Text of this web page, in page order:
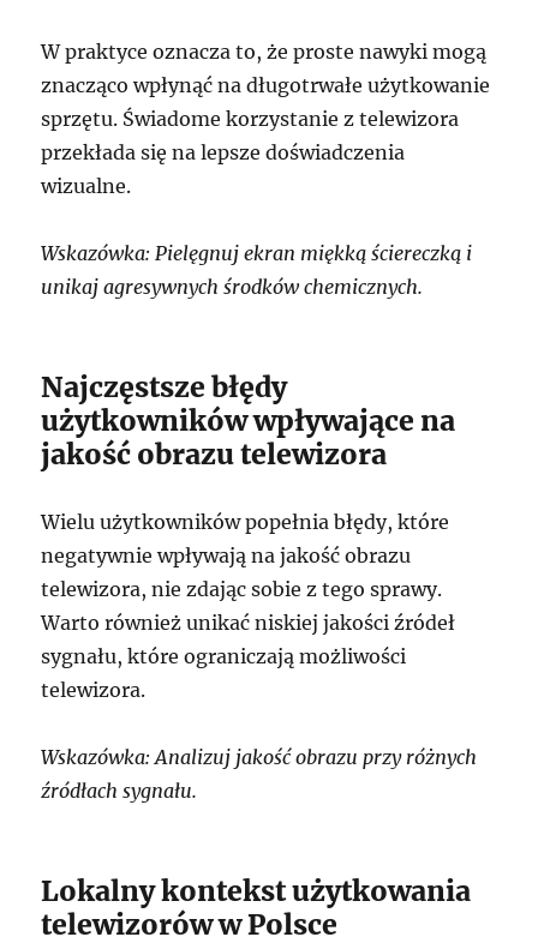
W praktyce oznacza to, że proste nawyki mogą
znacząco wpłynąć na długotrwałe użytkowanie
sprzętu. Świadome korzystanie z telewizora
przekłada się na lepsze doświadczenia
wizualne.
Wskazówka: Pielęgnuj ekran miękką ściereczką i
unikaj agresywnych środków chemicznych.
Najczęstsze błędy
użytkowników wpływające na
jakość obrazu telewizora
Wielu użytkowników popełnia błędy, które
negatywnie wpływają na jakość obrazu
telewizora, nie zdając sobie z tego sprawy.
Warto również unikać niskiej jakości źródeł
sygnału, które ograniczają możliwości
telewizora.
Wskazówka: Analizuj jakość obrazu przy różnych
źródłach sygnału.
Lokalny kontekst użytkowania
telewizorów w Polsce